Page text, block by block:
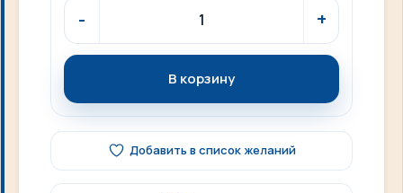
В корзину
Добавить в список желаний